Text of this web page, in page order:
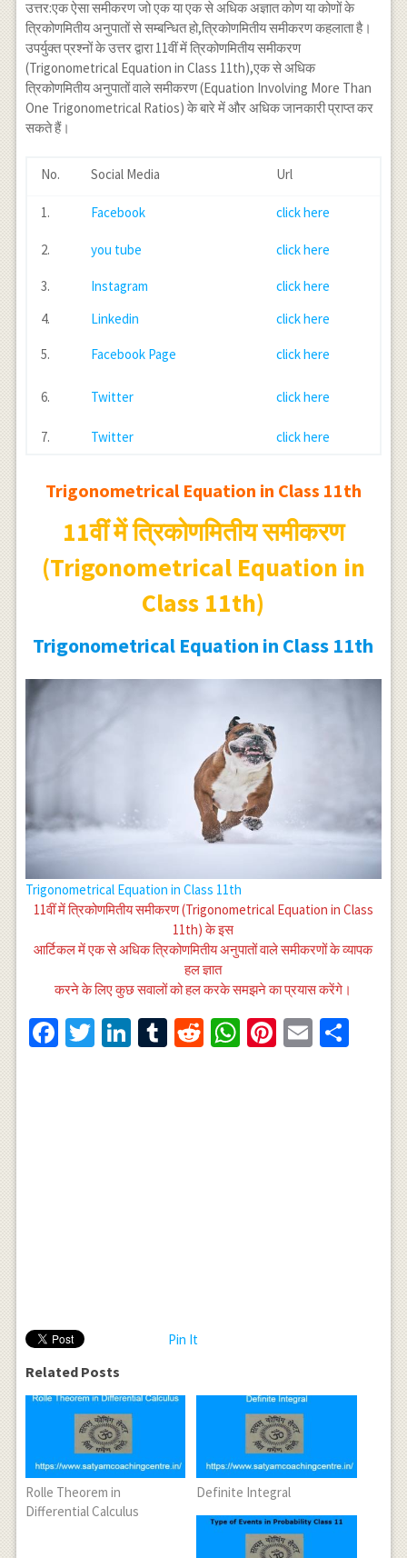
उत्तर:एक ऐसा समीकरण जो एक या एक से अधिक अज्ञात कोण या कोणों के
त्रिकोणमितीय अनुपातों से सम्बन्धित हो,त्रिकोणमितीय समीकरण कहलाता है।
उपर्युक्त प्रश्नों के उत्तर द्वारा 11वीं में त्रिकोणमितीय समीकरण
(Trigonometrical Equation in Class 11th),एक से अधिक
त्रिकोणमितीय अनुपातों वाले समीकरण (Equation Involving More Than
One Trigonometrical Ratios) के बारे में और अधिक जानकारी प्राप्त कर
सकते हैं।
No. Social Media Url
1. Facebook click here
2. you tube click here
3. Instagram
click here
4.
Linkedin click here
5. Facebook Page click here
6. Twitter click here
7. Twitter click here
Trigonometrical Equation in Class 11th
11वीं में त्रिकोणमितीय समीकरण
(Trigonometrical Equation in
Class 11th)
Trigonometrical Equation in Class 11th
Trigonometrical Equation in Class 11th
11वीं में त्रिकोणमितीय समीकरण (Trigonometrical Equation in Class
11th) के इस
आर्टिकल में एक से अधिक त्रिकोणमितीय अनुपातों वाले समीकरणों के व्यापक
हल ज्ञात
करने के लिए कुछ सवालों को हल करके समझने का प्रयास करेंगे।
Facebook
Twitter
LinkedIn
Tumblr
RedditWhatsApp
Pinterest
Email
Pin It
Related Posts
Rolle Theorem in
Differential Calculus
Definite Integral